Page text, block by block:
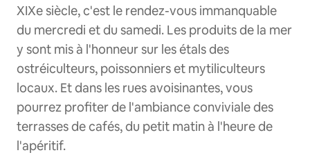
XIXe siècle, c'est le rendez-vous immanquable
du mercredi et du samedi. Les produits de la mer
y sont mis à l'honneur sur les étals des
ostréiculteurs, poissonniers et mytiliculteurs
locaux. Et dans les rues avoisinantes, vous
pourrez profiter de l'ambiance conviviale des
terrasses de cafés, du petit matin à l'heure de
l'apéritif.